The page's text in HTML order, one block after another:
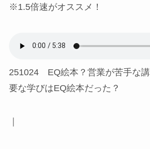
※1.5倍速がオススメ！
251024 EQ絵本？営業が苦手な
要な学びはEQ絵本だった？